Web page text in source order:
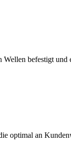
befestigt und
optimal an